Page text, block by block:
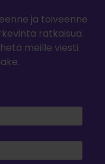
ja toiveenne
ratkaisua.
meille viesti